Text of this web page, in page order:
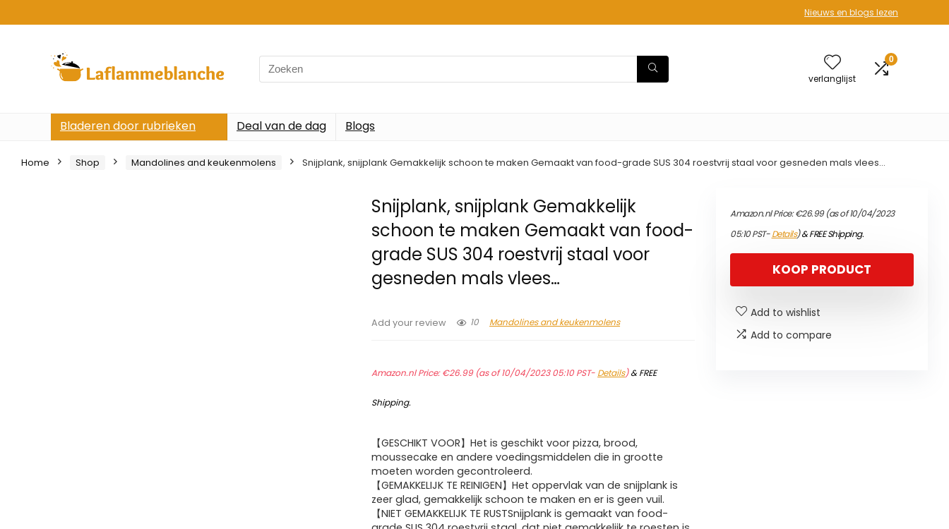
Nieuws en blogs lezen
Search
for:
verlanglijst
0
Bladeren door rubrieken Deal van de dag Blogs
Home Shop Mandolines and keukenmolens Snijplank, snijplank Gemakkelijk schoon te maken Gemaakt van food-grade SUS 304 roestvrij staal voor gesneden mals vlees…
Snijplank, snijplank Gemakkelijk
schoon te maken Gemaakt van food-
grade SUS 304 roestvrij staal voor
gesneden mals vlees…
Add your review 10 Mandolines and keukenmolens
Amazon.nl Price:€26.99(as of 10/04/2023 05:10 PST- Details)&FREE
Shipping.
【GESCHIKT VOOR】Het is geschikt voor pizza, brood,
moussecake en andere voedingsmiddelen die in grootte
moeten worden gecontroleerd.
【GEMAKKELIJK TE REINIGEN】Het oppervlak van de snijplank is
zeer glad, gemakkelijk schoon te maken en er is geen vuil.
【NIET GEMAKKELIJK TE RUSTSnijplank is gemaakt van food-
Amazon.nl Price:€26.99(as of 10/04/2023
05:10 PST-Details)&FREE Shipping.
KOOP PRODUCT
Add to wishlist
Add to compare